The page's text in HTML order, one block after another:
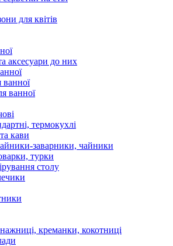
для квітів
аксесуари до них
ванної
термокухлі
кави
заварники, чайники
турки
столу
креманки, кокотниці